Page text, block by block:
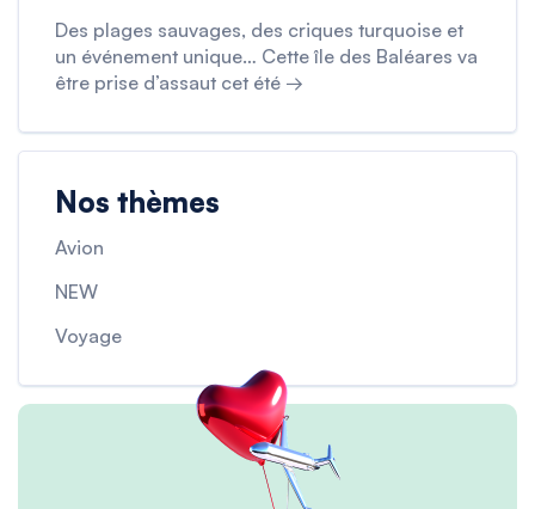
Des plages sauvages, des criques turquoise et
un événement unique… Cette île des Baléares va
être prise d’assaut cet été →
Nos thèmes
Avion
NEW
Voyage